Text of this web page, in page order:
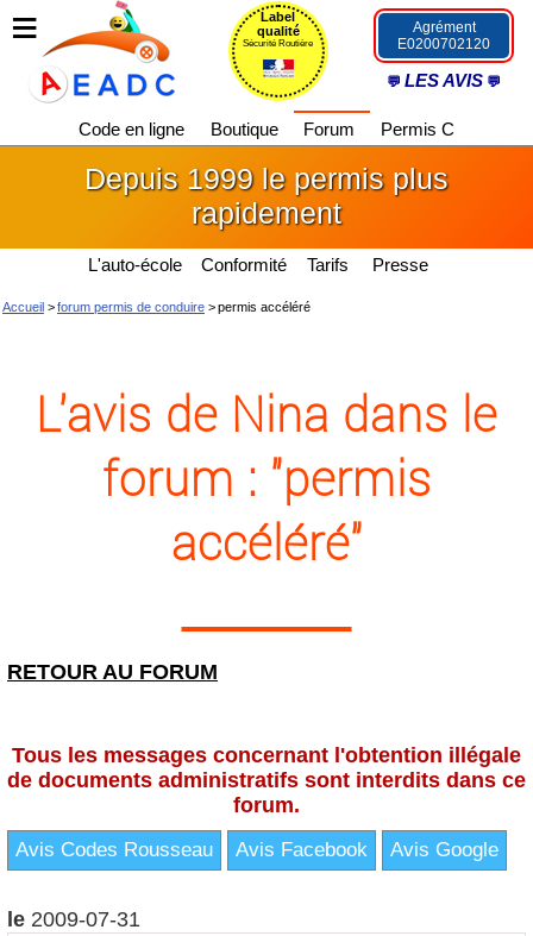
Label
qualité
Sécurité Routière
Agrément
E0200702120
LES AVIS
Code en ligne Boutique Forum Permis C
Depuis 1999 le permis plus
rapidement
L'auto-école Conformité Tarifs Presse
Accueil >forum permis de conduire >permis accéléré
L'avis de Nina dans le
forum : "permis
accéléré"
RETOUR AU FORUM
Tous les messages concernant l'obtention illégale
de documents administratifs sont interdits dans ce
forum.
Avis Codes Rousseau Avis Facebook Avis Google
le 2009-07-31